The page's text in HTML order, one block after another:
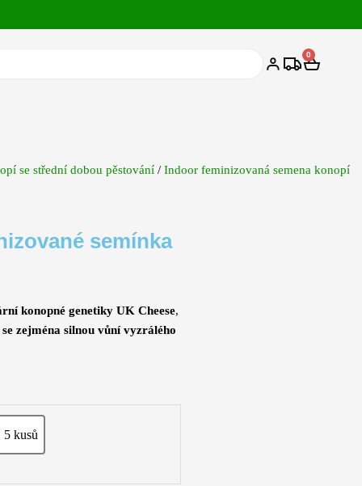
0
Cart
se střední dobou pěstování / Indoor feminizovaná semena konopí
semínka
konopné genetiky UK Cheese,
zejména silnou vůní vyzrálého
5 kusů
5 kusů